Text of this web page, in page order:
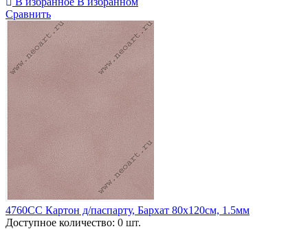
Сравнить
4760CC Картон д/паспарту, Бархат 80x120см, 1.5мм
Доступное количество: 0 шт.